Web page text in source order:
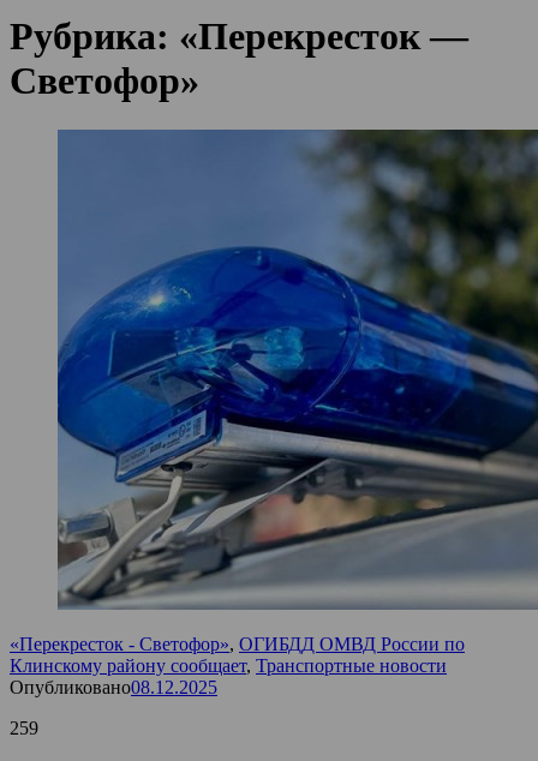
Рубрика: «Перекресток —
Светофор»
«Перекресток - Светофор», ОГИБДД ОМВД России по
Клинскому району сообщает, Транспортные новости
Опубликовано08.12.2025
259